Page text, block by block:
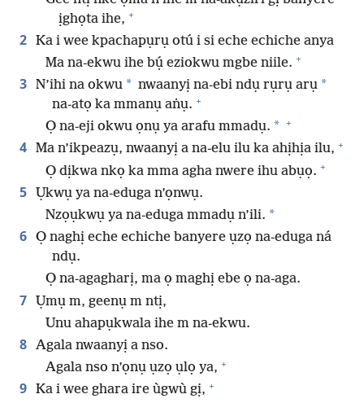
ịghọta ihe, +
2 Ka i wee kpachapụrụ otú i si eche echiche anya
Ma na-ekwu ihe bụ́ eziokwu mgbe niile. +
3 N’ihi na okwu * nwaanyị na-ebi ndụ rụrụ arụ *
na-atọ ka mmanụ aṅụ. +
Ọ na-eji okwu ọnụ ya arafu mmadụ. * +
4 Ma n’ikpeazụ, nwaanyị a na-elu ilu ka ahịhịa ilu, +
Ọ dịkwa nkọ ka mma agha nwere ihu abụọ. +
5 Ụkwụ ya na-eduga n’ọnwụ.
Nzọụkwụ ya na-eduga mmadụ n’ili. *
6 Ọ naghị eche echiche banyere ụzọ na-eduga ná
ndụ.
Ọ na-agagharị, ma ọ maghị ebe ọ na-aga.
7 Ụmụ m, geenụ m ntị,
Unu ahapụkwala ihe m na-ekwu.
8 Agala nwaanyị a nso.
Agala nso n’ọnụ ụzọ ụlọ ya, +
9 Ka i wee ghara ire ùgwù gị, +